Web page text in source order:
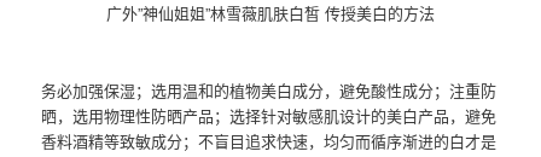
广外”神仙姐姐”林雪薇肌肤白皙 传授美白的方法
务必加强保湿；选用温和的植物美白成分，避免酸性成分；注重防
晒，选用物理性防晒产品；选择针对敏感肌设计的美白产品，避免
香料酒精等致敏成分；不盲目追求快速，均匀而循序渐进的白才是